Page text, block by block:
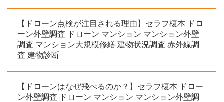
【ドローン点検が注目される理由】セラフ榎本 ドロ
ーン外壁調査 ドローン マンション マンション外壁
調査 マンション大規模修繕 建物状況調査 赤外線調
査 建物診断
【ドローンはなぜ飛べるのか？】セラフ榎本 ドロー
ン外壁調査 ドローン マンション マンション外壁調